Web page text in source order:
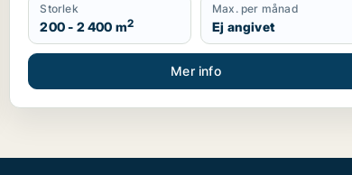
Storlek
200 - 2 400 m2
Max. per månad
Ej angivet
Mer info